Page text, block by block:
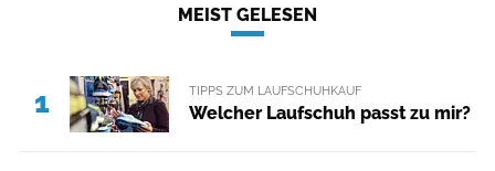
MEIST GELESEN
1 TIPPS ZUM LAUFSCHUHKAUF
Welcher Laufschuh passt zu mir?